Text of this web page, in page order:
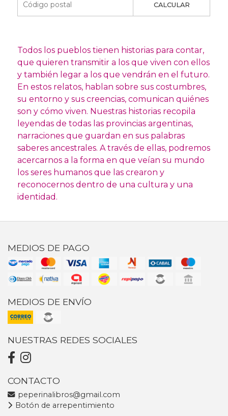
CALCULAR
Todos los pueblos tienen historias para contar,
que quieren transmitir a los que viven con ellos
y también legar a los que vendrán en el futuro.
En estos relatos, hablan sobre sus costumbres,
su entorno y sus creencias, comunican quiénes
son y cómo viven. Nuestras historias recopila
leyendas de todas las provincias argentinas,
narraciones que guardan en sus palabras
saberes ancestrales. A través de ellas, podremos
acercarnos a la forma en que veían su mundo
los seres humanos que las crearon y
reconocernos dentro de una cultura y una
identidad.
MEDIOS DE PAGO
MEDIOS DE ENVÍO
NUESTRAS REDES SOCIALES
CONTACTO
peperinalibros@gmail.com
Botón de arrepentimiento